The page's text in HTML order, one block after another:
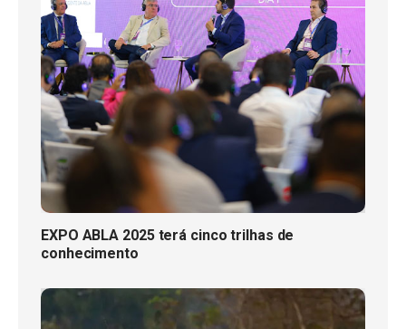
EXPO ABLA 2025 terá cinco trilhas de
conhecimento